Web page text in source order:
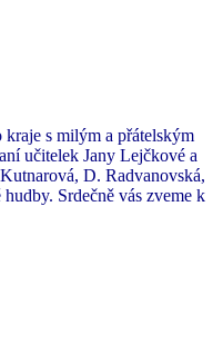
s milým a přátelským
učitelek Jany Lejčkové a
D. Radvanovská,
Srdečně vás zveme k